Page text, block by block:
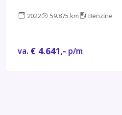
PDC Climate LM velgen
2022 59.875 km Benzine
va. € 4.641,- p/m